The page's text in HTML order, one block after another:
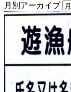
月別アーカイブ